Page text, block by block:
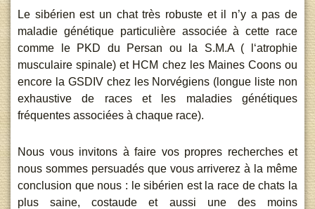
Le sibérien est un chat très robuste et il n’y a pas de
maladie génétique particulière associée à cette race
comme le PKD du Persan ou la S.M.A ( l‘atrophie
musculaire spinale) et HCM chez les Maines Coons ou
encore la GSDIV chez les Norvégiens (longue liste non
exhaustive de races et les maladies génétiques
fréquentes associées à chaque race).
Nous vous invitons à faire vos propres recherches et
nous sommes persuadés que vous arriverez à la même
conclusion que nous : le sibérien est la race de chats la
plus saine, costaude et aussi une des moins